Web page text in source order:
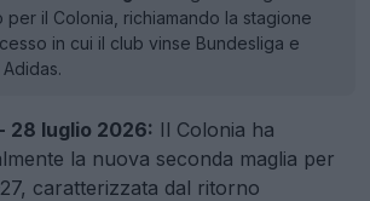
il Colonia, richiamando la stagione
in cui il club vinse Bundesliga e
28 luglio 2026: Il Colonia ha
la nuova seconda maglia per
caratterizzata dal ritorno